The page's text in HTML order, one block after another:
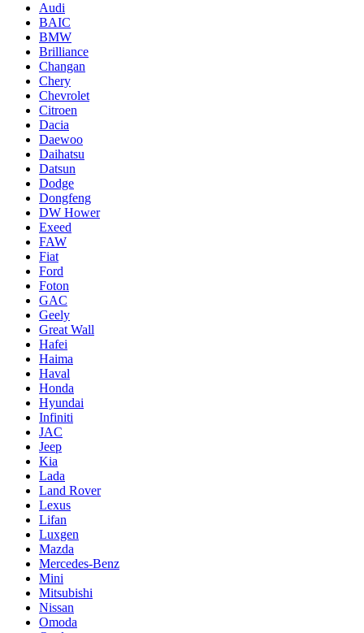
Audi
BAIC
BMW
Brilliance
Changan
Chery
Chevrolet
Citroen
Dacia
Daewoo
Daihatsu
Datsun
Dodge
Dongfeng
DW Hower
Exeed
FAW
Fiat
Ford
Foton
GAC
Geely
Great Wall
Hafei
Haima
Haval
Honda
Hyundai
Infiniti
JAC
Jeep
Kia
Lada
Land Rover
Lexus
Lifan
Luxgen
Mazda
Mercedes-Benz
Mini
Mitsubishi
Nissan
Omoda